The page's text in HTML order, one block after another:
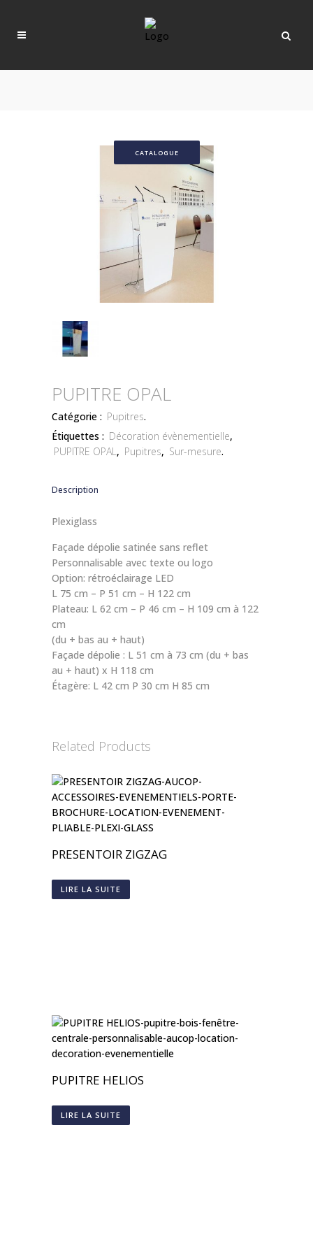
CATALOGUE
PUPITRE OPAL
Catégorie : Pupitres.
Étiquettes : Décoration évènementielle,
PUPITRE OPAL, Pupitres, Sur-mesure.
Description
Plexiglass
Façade dépolie satinée sans reflet
Personnalisable avec texte ou logo
Option: rétroéclairage LED
L 75 cm – P 51 cm – H 122 cm
Plateau: L 62 cm – P 46 cm – H 109 cm à 122
cm
(du + bas au + haut)
Façade dépolie : L 51 cm à 73 cm (du + bas
au + haut) x H 118 cm
Étagère: L 42 cm P 30 cm H 85 cm
Related Products
PRESENTOIR ZIGZAG
LIRE LA SUITE
PUPITRE HELIOS
LIRE LA SUITE